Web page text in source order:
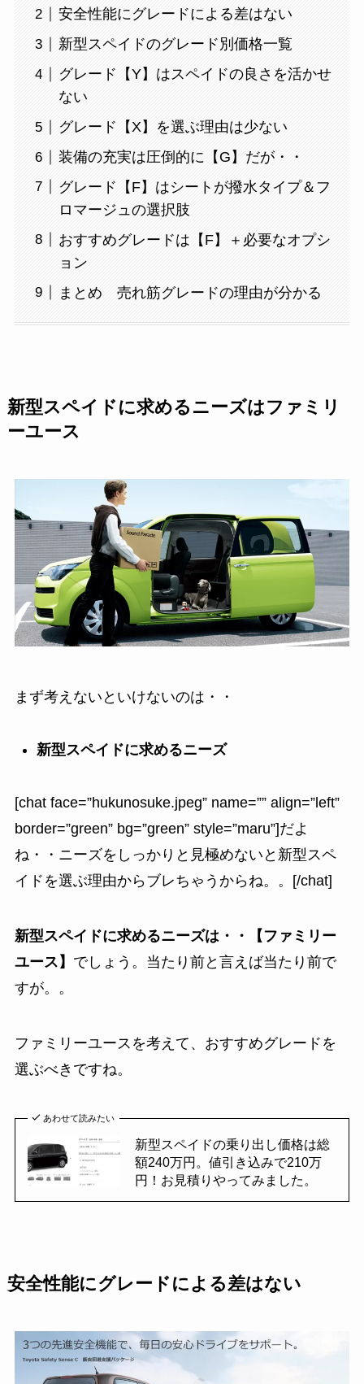
安全性能にグレードによる差はない
新型スペイドのグレード別価格一覧
グレード【Y】はスペイドの良さを活かせ
ない
グレード【X】を選ぶ理由は少ない
装備の充実は圧倒的に【G】だが・・
グレード【F】はシートが撥水タイプ＆フ
ロマージュの選択肢
おすすめグレードは【F】＋必要なオプシ
ョン
まとめ 売れ筋グレードの理由が分かる
新型スペイドに求めるニーズはファミリ
ーユース
まず考えないといけないのは・・
新型スペイドに求めるニーズ
[chat face=”hukunosuke.jpeg” name=”” align=”left”
border=”green” bg=”green” style=”maru”]だよ
ね・・ニーズをしっかりと見極めないと新型スペ
イドを選ぶ理由からブレちゃうからね。。[/chat]
新型スペイドに求めるニーズは・・【ファミリー
ユース】 でしょう。当たり前と言えば当たり前で
すが。。
ファミリーユースを考えて、おすすめグレードを
選ぶべきですね。
あわせて読みたい
新型スペイドの乗り出し価格は総
額240万円。値引き込みで210万
円！お見積りやってみました。
安全性能にグレードによる差はない